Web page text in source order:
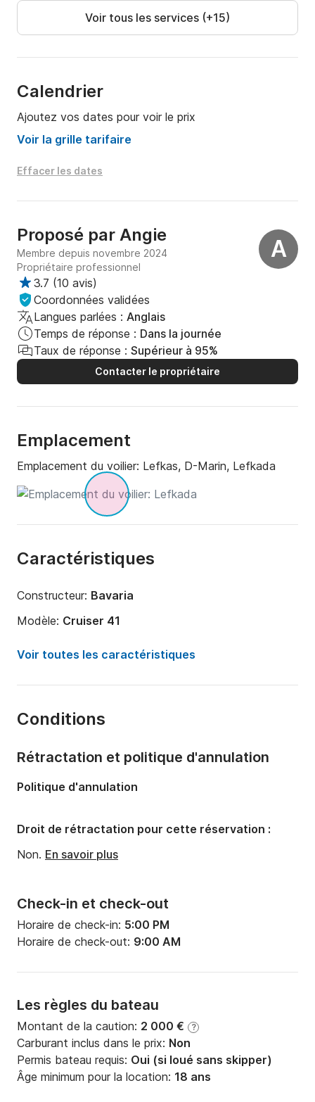
Voir tous les services (+15)
Calendrier
Ajoutez vos dates pour voir le prix
Voir la grille tarifaire
Effacer les dates
A
Proposé par Angie
Membre depuis novembre 2024
Propriétaire professionnel
3.7 (10 avis)
Coordonnées validées
Langues parlées : Anglais
Temps de réponse : Dans la journée
Taux de réponse : Supérieur à 95%
Contacter le propriétaire
Emplacement
Emplacement du voilier: Lefkas, D-Marin, Lefkada
Caractéristiques
Constructeur: Bavaria
Modèle: Cruiser 41
Année:
Nombre de couchages:
Nombre de salles de bains:
Tirant d'eau:2.09m
Puissance moteur:55cv
Voir toutes les caractéristiques
Conditions
Check-in et check-out
Horaire de check-in: 5:00 PM
Horaire de check-out: 9:00 AM
Les règles du bateau
Montant de la caution: 2 000 € ?
Carburant inclus dans le prix: Non
Permis bateau requis: Oui (si loué sans skipper)
Âge minimum pour la location: 18 ans
Rétractation et politique d'annulation
Politique d'annulation
Droit de rétractation pour cette réservation :
Non. En savoir plus